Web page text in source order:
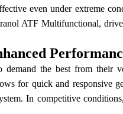
even under extreme
ATF Multifunctional,
demand the best from
for quick and responsive
In competitive